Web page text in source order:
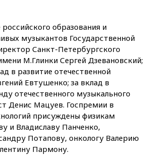
образования и
музыкантов Государственной
Санкт-Петербургского
М.Глинки Сергей Дзевановский;
в развитие отечественной
Евтушенко; за вклад в
отечественного музыкального
Денис Мацуев. Госпремии в
присуждены физикам
и Владиславу Панченко,
Потапову, онкологу Валерию
Пармону.